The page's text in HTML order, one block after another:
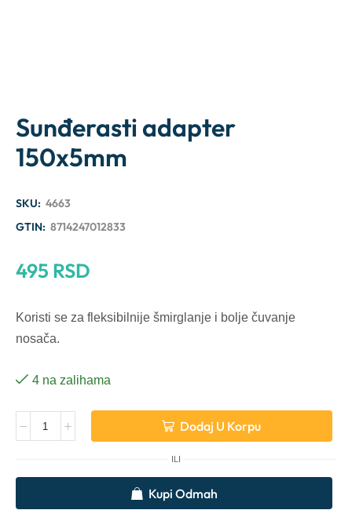
Sunđerasti adapter
150x5mm
SKU: 4663
GTIN: 8714247012833
495 RSD
Koristi se za fleksibilnije šmirglanje i bolje čuvanje
nosača.
4 na zalihama
Dodaj U Korpu
ILI
Kupi Odmah